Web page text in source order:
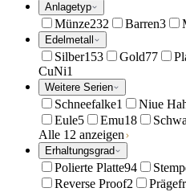
Anlagetyp
Münze232 Barren3
Edelmetall
Silber153 Gold77
CuNi1
Weitere Serien
Schneefalke1 Niue
Eule5 Emu18
Alle 12 anzeigen
Erhaltungsgrad
Polierte Platte94
Reverse Proof2